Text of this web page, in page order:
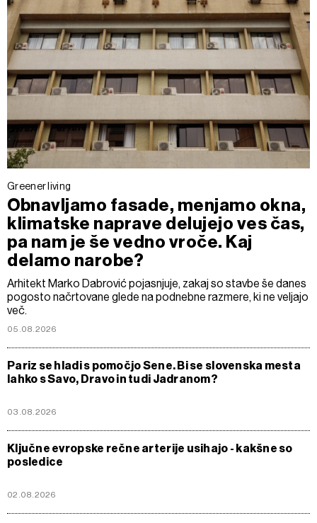
Greener living
Obnavljamo fasade, menjamo okna,
klimatske naprave delujejo ves čas,
pa nam je še vedno vroče. Kaj
delamo narobe?
Arhitekt Marko Dabrović pojasnjuje, zakaj so stavbe še danes
pogosto načrtovane glede na podnebne razmere, ki ne veljajo
več.
05.08.2026
Pariz se hladi s pomočjo Sene. Bi se slovenska mesta
lahko s Savo, Dravo in tudi Jadranom?
03.08.2026
Ključne evropske rečne arterije usihajo - kakšne so
posledice
02.08.2026